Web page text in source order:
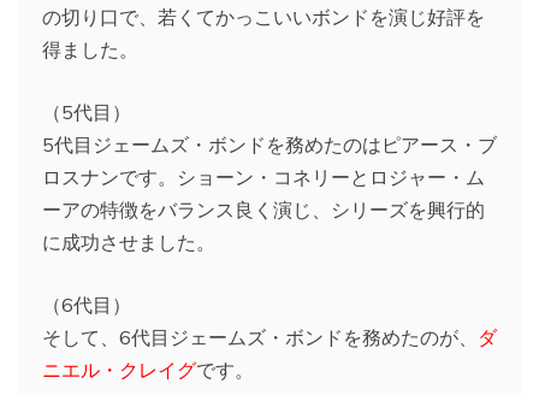
の切り口で、若くてかっこいいボンドを演じ好評を
得ました。
（5代目）
5代目ジェームズ・ボンドを務めたのはピアース・ブ
ロスナンです。ショーン・コネリーとロジャー・ム
ーアの特徴をバランス良く演じ、シリーズを興行的
に成功させました。
（6代目）
そして、6代目ジェームズ・ボンドを務めたのが、 ダ
ニエル・クレイグです。